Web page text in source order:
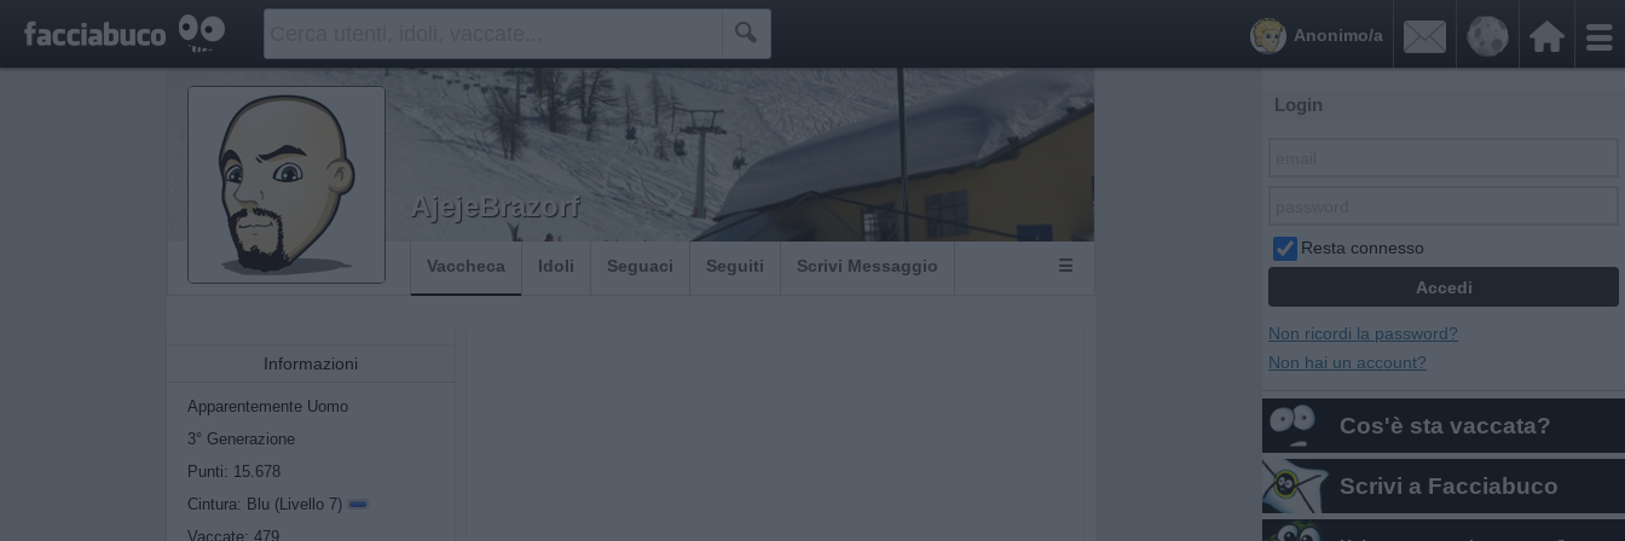
 

Anonimo/a
AjejeBrazorf
Vaccheca Idoli Seguaci Seguiti Scrivi Messaggio ☰
Informazioni
Apparentemente Uomo
3° Generazione
Punti: 15.678
Cintura: Blu (Livello 7)
Vaccate: 479
Login
Resta connesso
Non ricordi la password?
Non hai un account?
Cos'è sta vaccata?
Scrivi a Facciabuco